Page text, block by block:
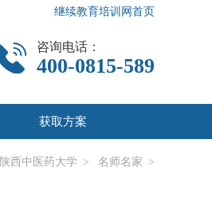
继续教育培训网首页
咨询电话：
400-0815-589
获取方案
陕西中医药大学 > 名师名家 >